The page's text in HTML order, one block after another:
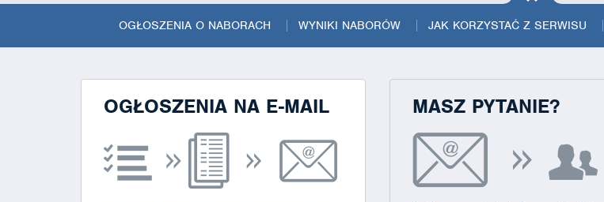
na górę
strony
OGŁOSZENIA O NABORACH WYNIKI NABORÓW JAK KORZYSTAĆ Z SERWISU
OGŁOSZENIA NA E-MAIL MASZ PYTANIE?